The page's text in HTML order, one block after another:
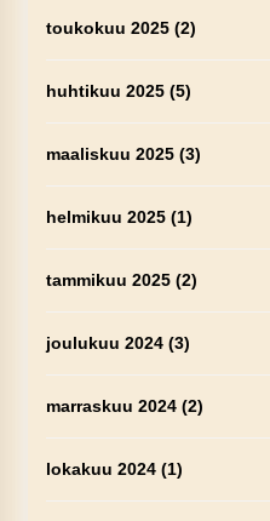
toukokuu 2025(2)
huhtikuu 2025(5)
maaliskuu 2025(3)
helmikuu 2025(1)
tammikuu 2025(2)
joulukuu 2024(3)
marraskuu 2024(2)
lokakuu 2024(1)